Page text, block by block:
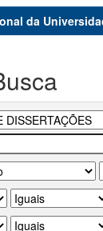
da